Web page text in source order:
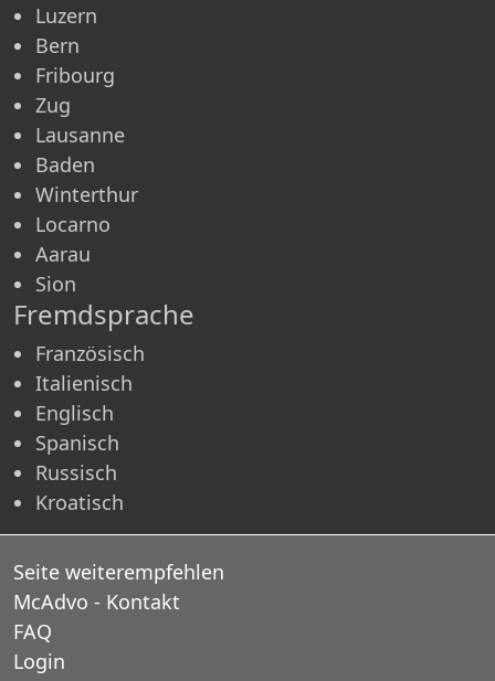
Luzern
Bern
Fribourg
Zug
Lausanne
Baden
Winterthur
Locarno
Aarau
Sion
Fremdsprache
Französisch
Italienisch
Englisch
Spanisch
Russisch
Kroatisch
Seite weiterempfehlen
McAdvo - Kontakt
FAQ
Login